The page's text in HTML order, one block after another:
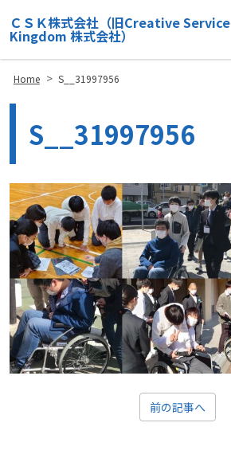
ＣＳＫ株式会社（旧Creative Service
Kingdom 株式会社）
Home > S__31997956
S__31997956
前の記事へ
Site
Footer